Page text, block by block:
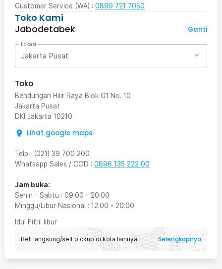
Customer Service (WA) : 0899 721 7050
Toko Kami
Jabodetabek
Ganti
Lokasi
Jakarta Pusat
Toko
Bendungan Hilir Raya Blok G1 No. 10
Jakarta Pusat
DKI Jakarta 10210
Lihat google maps
Telp : (021) 39 700 200
Whatsapp Sales / COD : 0896 135 222 00
Jam buka:
Senin - Sabtu : 09:00 - 20:00
Minggu/Libur Nasional : 12:00 - 20:00
Idul Fitri: libur
Beli langsung/self pickup di kota lainnya Selengkapnya